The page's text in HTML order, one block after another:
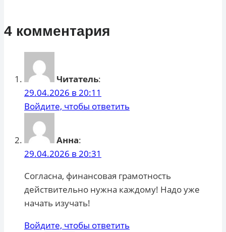
4 комментария
Читатель:
29.04.2026 в 20:11
Войдите, чтобы ответить
Анна:
29.04.2026 в 20:31
Согласна, финансовая грамотность
действительно нужна каждому! Надо уже
начать изучать!
Войдите, чтобы ответить